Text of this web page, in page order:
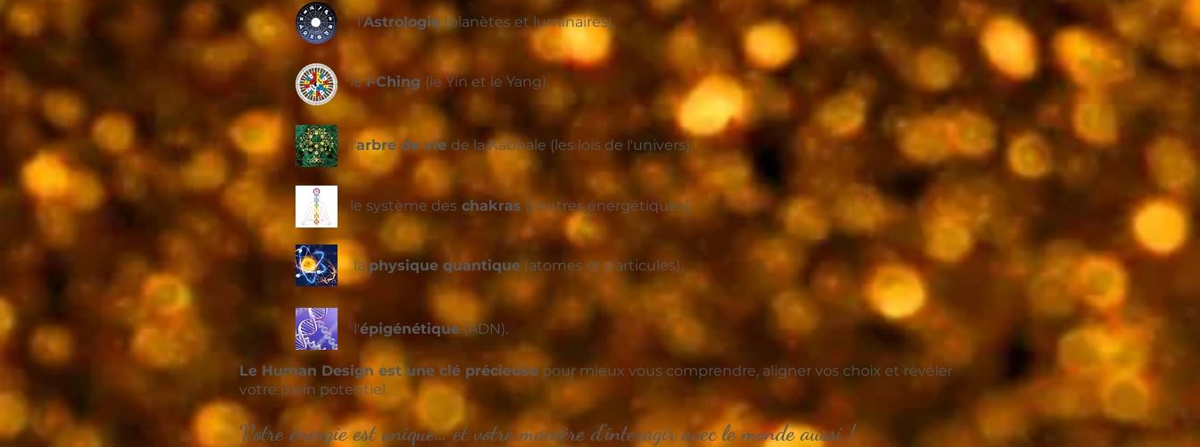
Le Human Design est une clé précieuse pour mieux vous comprendre, aligner vos choix et révéler
votre plein potentiel.
Votre énergie est unique… et votre manière d'interagir avec le monde aussi !
l’Astrologie (planètes et luminaires),
leI-Ching (le Yin et le Yang),
l'arbre de vie de la Kabbale (les lois de l'univers),
le système des chakras (centres énergétiques),
l'épigénétique(ADN).
la physique quantique (atomes et particules),